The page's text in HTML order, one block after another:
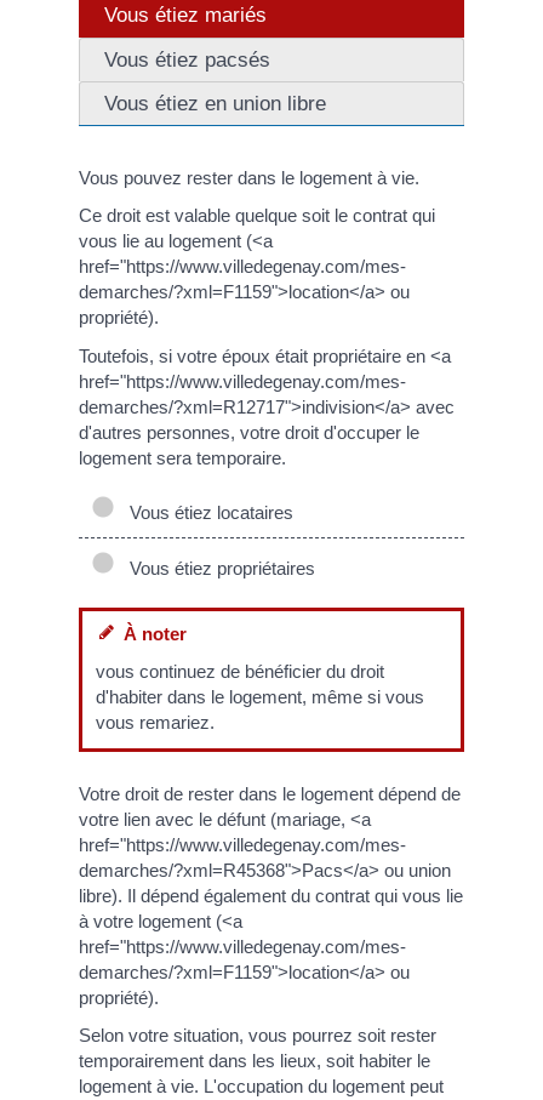
Vous étiez mariés
Vous étiez pacsés
Vous étiez en union libre
Vous pouvez rester dans le logement à vie.
Ce droit est valable quelque soit le contrat qui
vous lie au logement (<a
href="https://www.villedegenay.com/mes-
demarches/?xml=F1159">location</a> ou
propriété).
Toutefois, si votre époux était propriétaire en <a
href="https://www.villedegenay.com/mes-
demarches/?xml=R12717">indivision</a> avec
d'autres personnes, votre droit d'occuper le
logement sera temporaire.
Vous étiez locataires
Vous étiez propriétaires
À noter
vous continuez de bénéficier du droit
d'habiter dans le logement, même si vous
vous remariez.
Votre droit de rester dans le logement dépend de
votre lien avec le défunt (mariage, <a
href="https://www.villedegenay.com/mes-
demarches/?xml=R45368">Pacs</a> ou union
libre). Il dépend également du contrat qui vous lie
à votre logement (<a
href="https://www.villedegenay.com/mes-
demarches/?xml=F1159">location</a> ou
propriété).
Selon votre situation, vous pourrez soit rester
temporairement dans les lieux, soit habiter le
logement à vie. L'occupation du logement peut